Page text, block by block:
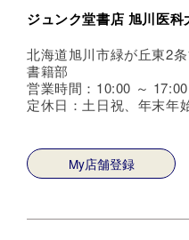
ジュンク堂書店 旭川医科
北海道旭川市緑が丘東2
書籍部
営業時間：10:00 ～ 17:00
定休日：土日祝、年末年
My店舗登録